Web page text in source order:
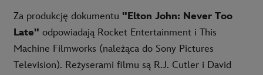
Za produkcję dokumentu "Elton John: Never Too
Late" odpowiadają Rocket Entertainment i This
Machine Filmworks (należąca do Sony Pictures
Television). Reżyserami filmu są R.J. Cutler i David